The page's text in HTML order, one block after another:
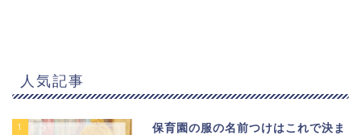
人気記事
1
保育園の服の名前つけはこれで決ま